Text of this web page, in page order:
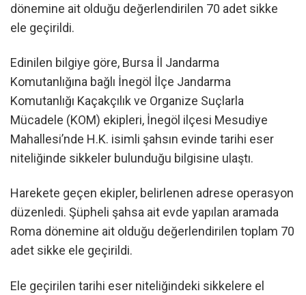
dönemine ait olduğu değerlendirilen 70 adet sikke
ele geçirildi.
Edinilen bilgiye göre, Bursa İl Jandarma
Komutanlığına bağlı İnegöl İlçe Jandarma
Komutanlığı Kaçakçılık ve Organize Suçlarla
Mücadele (KOM) ekipleri, İnegöl ilçesi Mesudiye
Mahallesi’nde H.K. isimli şahsın evinde tarihi eser
niteliğinde sikkeler bulunduğu bilgisine ulaştı.
Harekete geçen ekipler, belirlenen adrese operasyon
düzenledi. Şüpheli şahsa ait evde yapılan aramada
Roma dönemine ait olduğu değerlendirilen toplam 70
adet sikke ele geçirildi.
Ele geçirilen tarihi eser niteliğindeki sikkelere el